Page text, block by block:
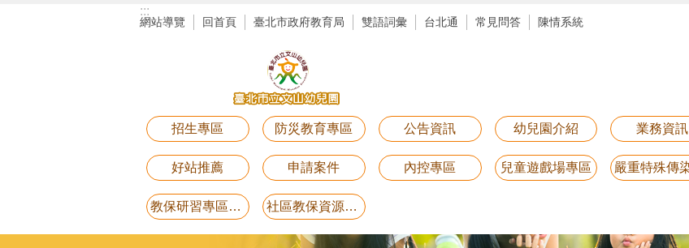
:::
網站導覽 回首頁 臺北市政府教育局 雙語詞彙 台北通 常見問答 陳情系統
招生專區 防災教育專區 公告資訊 幼兒園介紹 業務資訊
好站推薦 申請案件 內控專區 兒童遊戲場專區
教保研習專區講義電子檔(11月25日研習-用藥安全) 社區教保資源中心